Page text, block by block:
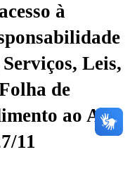
à
Leis,
de
ao Art.
11